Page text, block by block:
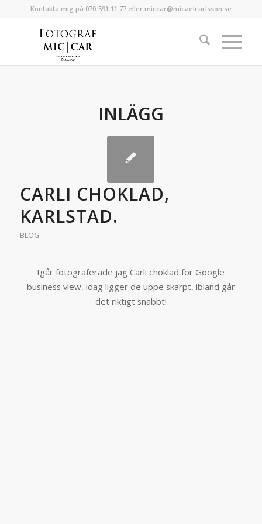
Kontakta mig på 070-591 11 77 eller miccar@micaelcarlsson.se
INLÄGG
CARLI CHOKLAD,
KARLSTAD.
BLOG
Igår fotograferade jag Carli choklad för Google
business view, idag ligger de uppe skarpt, ibland går
det riktigt snabbt!